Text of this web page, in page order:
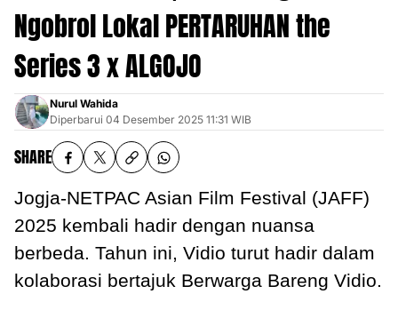
Ngobrol Lokal PERTARUHAN the
Series 3 x ALGOJO
Nurul Wahida
Diperbarui 04 Desember 2025 11:31 WIB
SHARE
Jogja-NETPAC Asian Film Festival (JAFF)
2025 kembali hadir dengan nuansa
berbeda. Tahun ini, Vidio turut hadir dalam
kolaborasi bertajuk Berwarga Bareng Vidio.